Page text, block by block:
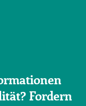
Fordern